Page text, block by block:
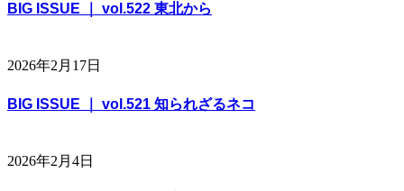
BIG ISSUE ｜ vol.522 東北から
2026年2月17日
BIG ISSUE ｜ vol.521 知られざるネコ
2026年2月4日